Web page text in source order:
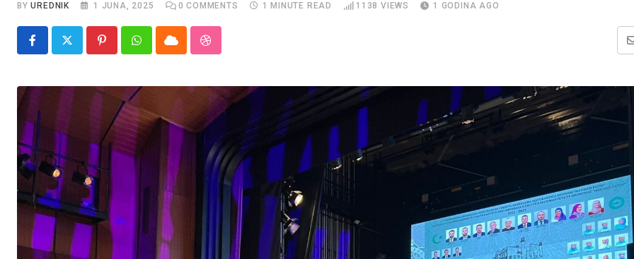
BYUREDNIK 1 JUNA, 2025 0 COMMENTS 1 MINUTE READ 1138 VIEWS 1 GODINA AGO
PinterestWhatsappCloud StumbleUpon